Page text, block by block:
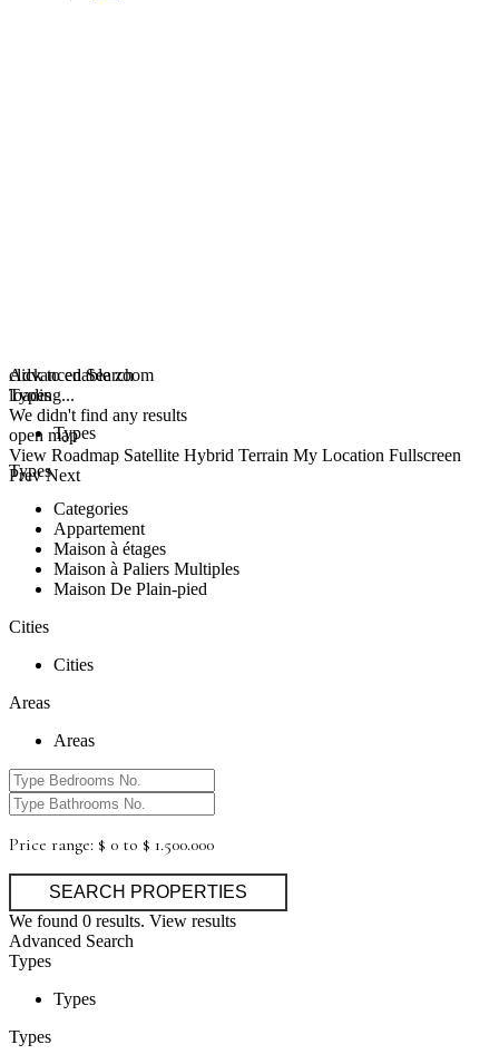
click to enable zoom
loading...
We didn't find any results
open map
View Roadmap Satellite Hybrid Terrain My Location Fullscreen
Prev Next
Advanced Search
Types
Types
Types
Categories
Appartement
Maison à étages
Maison à Paliers Multiples
Maison De Plain-pied
Cities
Cities
Areas
Areas
Price range: $ 0 to $ 1.500.000
We found 0 results. View results
Advanced Search
Types
Types
Types